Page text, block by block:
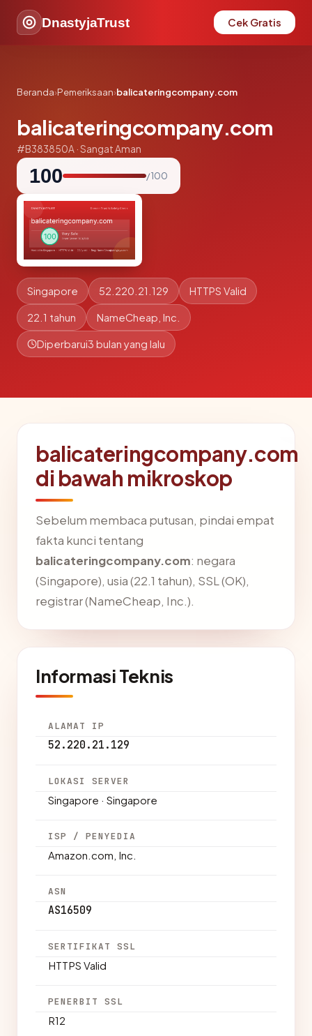
DnastyjaTrust Cek Gratis
Beranda›Pemeriksaan›balicateringcompany.com
balicateringcompany.com
#B383850A · Sangat Aman
100 / 100
Singapore 52.220.21.129 HTTPS Valid
22.1 tahun NameCheap, Inc.
Diperbarui3 bulan yang lalu
balicateringcompany.com
di bawah mikroskop
Sebelum membaca putusan, pindai empat
fakta kunci tentang
balicateringcompany.com: negara
(Singapore), usia (22.1 tahun), SSL (OK),
registrar (NameCheap, Inc.).
Informasi Teknis
ALAMAT IP
52.220.21.129
LOKASI SERVER
Singapore · Singapore
ISP / PENYEDIA
Amazon.com, Inc.
ASN
AS16509
SERTIFIKAT SSL
HTTPS Valid
PENERBIT SSL
R12